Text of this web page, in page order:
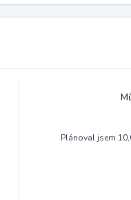
Plánoval jsem